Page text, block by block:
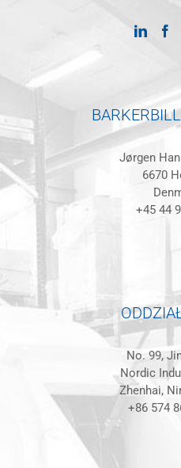
Jørgen
6670
+45 44
No. 99,
Nordic
Zhenhai,
+86 574